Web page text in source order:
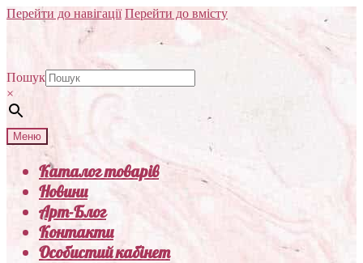
Перейти до навігації Перейти до вмісту
Пошук
×
Меню
Каталог товарів
Новини
Арт-Блог
Контакти
Особистий кабінет